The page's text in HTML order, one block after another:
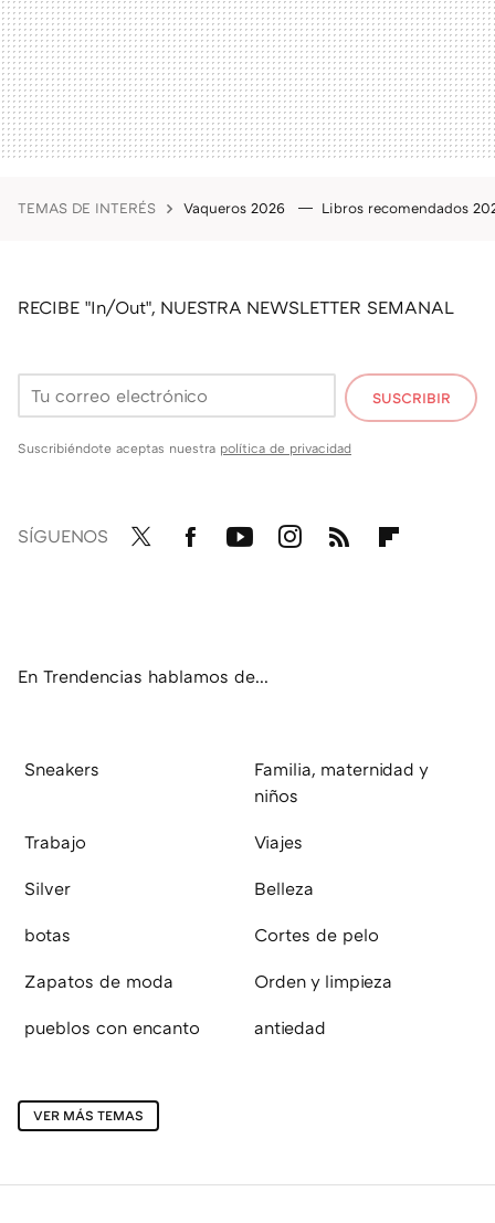
TEMAS DE INTERÉS Vaqueros 2026 Libros recomendados
RECIBE "In/Out", NUESTRA NEWSLETTER SEMANAL
SUSCRIBIR
Suscribiéndote aceptas nuestra política de privacidad
SÍGUENOS
En Trendencias hablamos de...
Sneakers
Familia, maternidad y
niños
Trabajo Viajes
Silver Belleza
botas Cortes de pelo
Zapatos de moda Orden y limpieza
pueblos con encanto antiedad
VER MÁS TEMAS